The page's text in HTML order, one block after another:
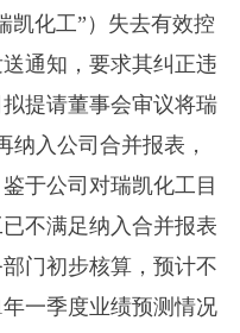
凯化工”）失去有效控
通知，要求其纠正违
提请董事会审议将瑞
纳入公司合并报表，
于公司对瑞凯化工目
不满足纳入合并报表
门初步核算，预计不
一季度业绩预测情况